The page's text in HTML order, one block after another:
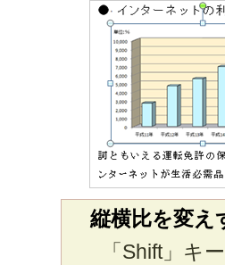
縦横比を変
「Shift」キ